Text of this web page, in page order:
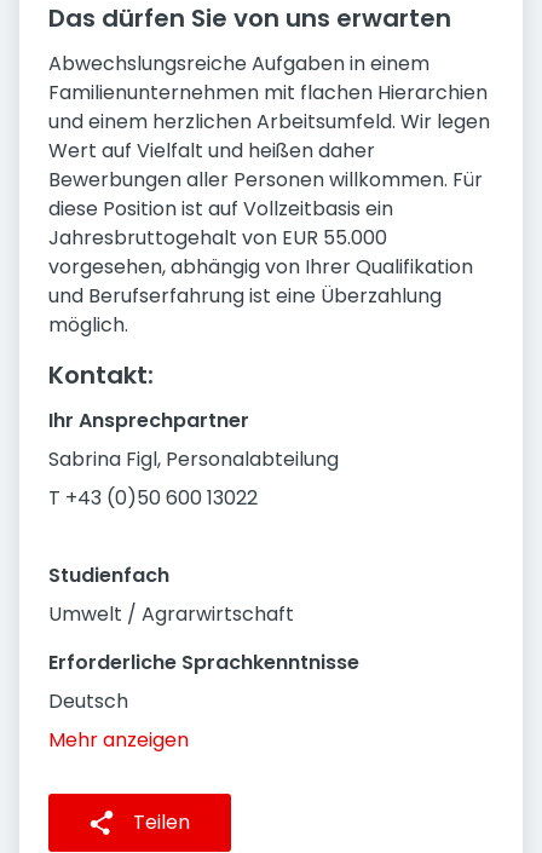
Das dürfen Sie von uns erwarten
Abwechslungsreiche Aufgaben in einem
Familienunternehmen mit flachen Hierarchien
und einem herzlichen Arbeitsumfeld. Wir legen
Wert auf Vielfalt und heißen daher
Bewerbungen aller Personen willkommen. Für
diese Position ist auf Vollzeitbasis ein
Jahresbruttogehalt von EUR 55.000
vorgesehen, abhängig von Ihrer Qualifikation
und Berufserfahrung ist eine Überzahlung
möglich.
Kontakt:
Ihr Ansprechpartner
Sabrina Figl, Personalabteilung
T +43 (0)50 600 13022
Studienfach
Umwelt / Agrarwirtschaft
Erforderliche Sprachkenntnisse
Deutsch
Mehr anzeigen
Teilen